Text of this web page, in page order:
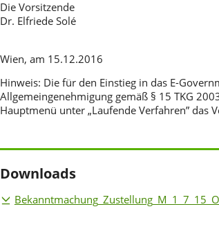
Die Vorsitzende
Dr. Elfriede Solé
Wien, am 15.12.2016
Hinweis: Die für den Einstieg in das E-
Allgemeingenehmigung gemäß § 15 TKG
Hauptmenü unter „Laufende Verfahren”
Downloads